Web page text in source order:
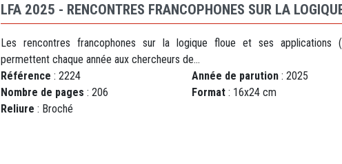
LFA 2025 - RENCONTRES FRANCOPHONES SUR LA
Les rencontres francophones sur la logique floue et ses applications
permettent chaque année aux chercheurs de...
Référence : 2224 Année de parution : 2025
Nombre de pages : 206 Format : 16x24 cm
Reliure : Broché